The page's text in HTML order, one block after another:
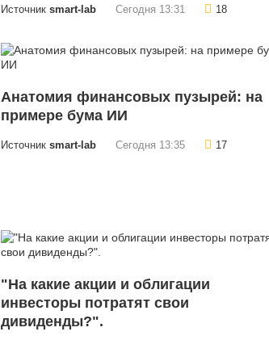
Источник smart-lab Сегодня 13:31 18
Анатомия финансовых пузырей: на
примере бума ИИ
Источник smart-lab Сегодня 13:35 17
"На какие акции и облигации
инвесторы потратят свои
дивиденды?".